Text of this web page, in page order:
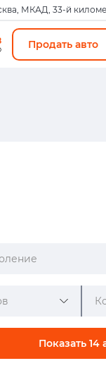
МКАД, 33-й
Продать авто
Показать14